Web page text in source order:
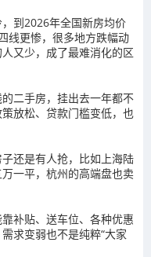
到2026年全国新房均价
线更惨，很多地方跌幅动
又少，成了最难消化的区
二手房，挂出去一年都不
放松、贷款门槛变低，也
还是有人抢，比如上海陆
一平，杭州的高端盘也卖
补贴、送车位、各种优惠
求变弱也不是纯粹“大家